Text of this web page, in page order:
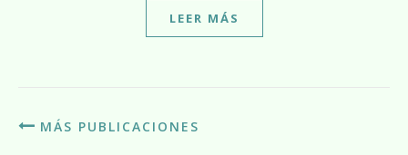
LEER MÁS
MÁS PUBLICACIONES